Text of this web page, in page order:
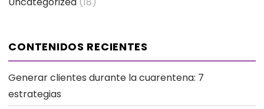
CONTENIDOS RECIENTES
Generar clientes durante la cuarentena: 7
estrategias